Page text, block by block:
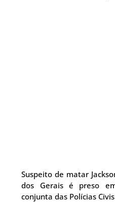
Suspeito de matar
dos Gerais é preso
conjunta das Polícias Civis